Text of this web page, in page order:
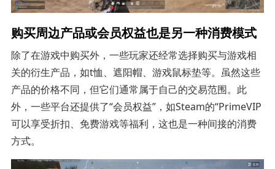
购买周边产品或会员权益也是另一种消费模式
除了在游戏中购买外，一些玩家还经常选择购买与游戏相
关的衍生产品，如t恤、遮阳帽、游戏鼠标垫等。虽然这些
产品的价格不同，但它们通常属于自己的交易范围。此
外，一些平台还提供了“会员权益”，如Steam的“PrimeVIP
可以享受折扣、免费游戏等福利，这也是一种间接的消费
方式。